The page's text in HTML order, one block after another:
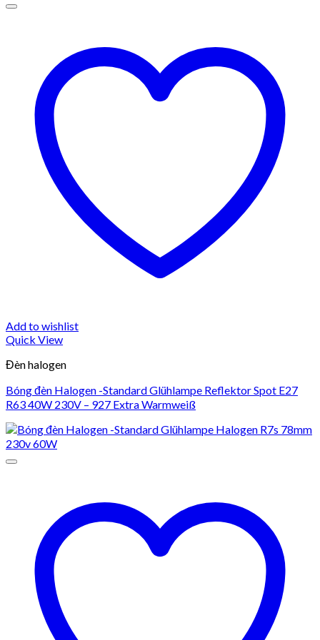
Add to wishlist
Quick View
Đèn halogen
Bóng đèn Halogen -Standard Glühlampe Reflektor Spot E27
R63 40W 230V – 927 Extra Warmweiß